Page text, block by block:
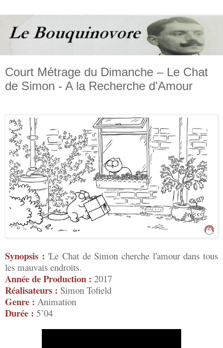
Court Métrage du Dimanche – Le Chat
de Simon - A la Recherche d'Amour
Synopsis : 'Le Chat de Simon cherche l'amour dans tous
les mauvais endroits.
Année de Production : 2017
Réalisateurs : Simon Tofield
Genre : Animation
Durée : 5’04